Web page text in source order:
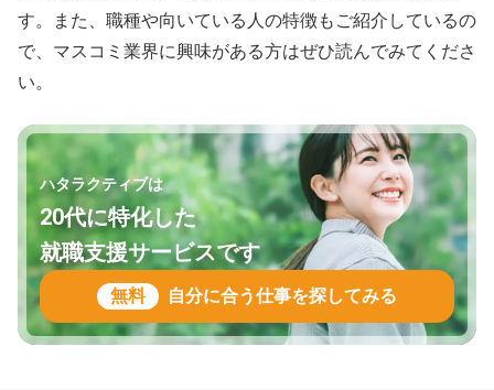
す。また、職種や向いている人の特徴もご紹介しているの
で、マスコミ業界に興味がある方はぜひ読んでみてくださ
い。
ハタラクティブは
20代に特化した
就職支援サービスです
無料 自分に合う仕事を探してみる